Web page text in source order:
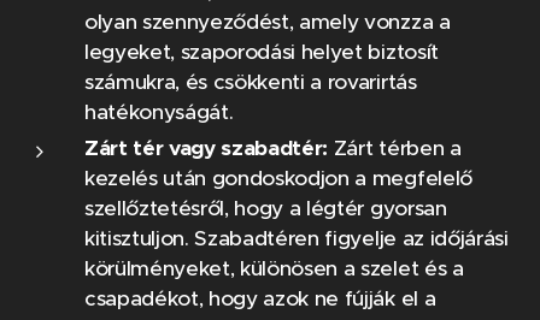
olyan szennyeződést, amely vonzza a
legyeket, szaporodási helyet biztosít
számukra, és csökkenti a rovarirtás
hatékonyságát.
Zárt tér vagy szabadtér: Zárt térben a
kezelés után gondoskodjon a megfelelő
szellőztetésről, hogy a légtér gyorsan
kitisztuljon. Szabadtéren figyelje az időjárási
körülményeket, különösen a szelet és a
csapadékot, hogy azok ne fújják el a